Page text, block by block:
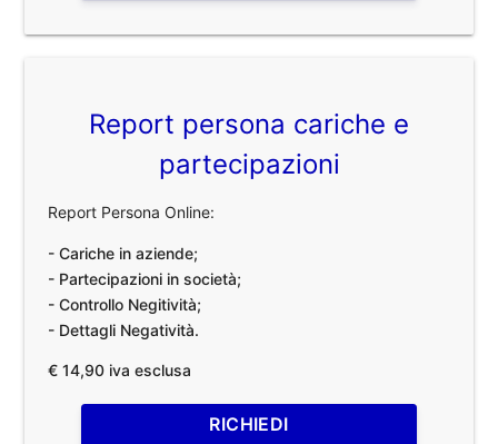
Report persona cariche e
partecipazioni
Report Persona Online:
- Cariche in aziende;
- Partecipazioni in società;
- Controllo Negitività;
- Dettagli Negatività.
€ 14,90 iva esclusa
RICHIEDI